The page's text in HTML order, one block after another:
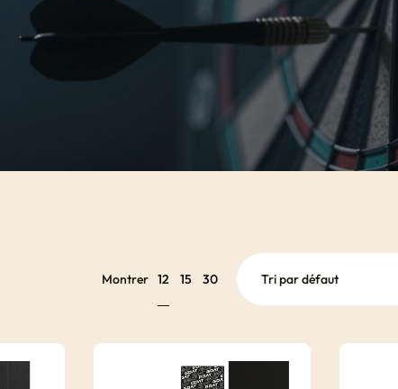
Montrer 12 15 30